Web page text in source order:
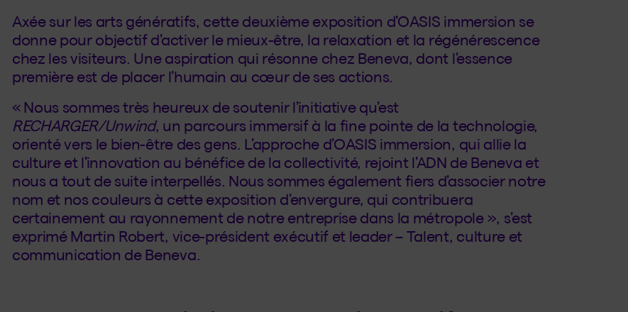
Axée sur les arts génératifs, cette deuxième exposition d’OASIS immersion se
donne pour objectif d’activer le mieux-être, la relaxation et la régénérescence
chez les visiteurs. Une aspiration qui résonne chez Beneva, dont l’essence
première est de placer l’humain au cœur de ses actions.
« Nous sommes très heureux de soutenir l’initiative qu’est
RECHARGER/Unwind, un parcours immersif à la fine pointe de la technologie,
orienté vers le bien-être des gens. L’approche d’OASIS immersion, qui allie la
culture et l’innovation au bénéfice de la collectivité, rejoint l’ADN de Beneva et
nous a tout de suite interpellés. Nous sommes également fiers d’associer notre
nom et nos couleurs à cette exposition d’envergure, qui contribuera
certainement au rayonnement de notre entreprise dans la métropole », s’est
exprimé Martin Robert, vice-président exécutif et leader – Talent, culture et
communication de Beneva.